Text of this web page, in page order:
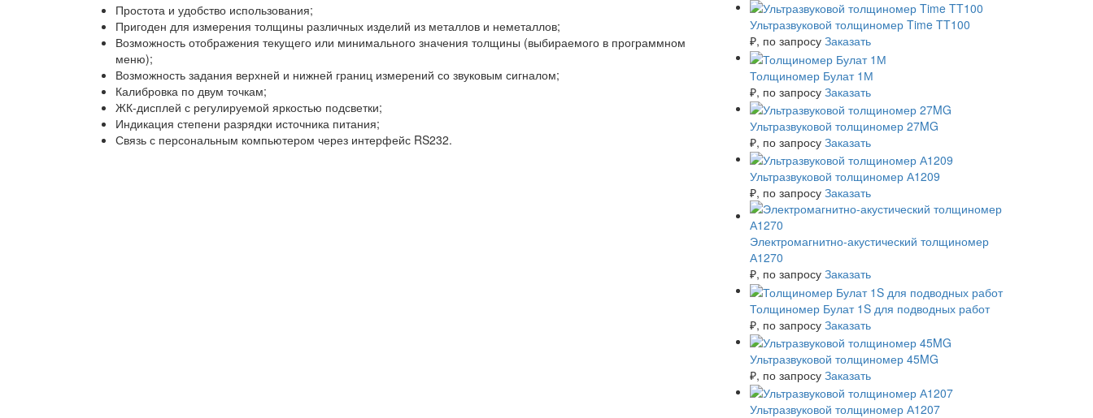
Простота и удобство использования;
Пригоден для измерения толщины различных изделий из металлов и неметаллов;
Возможность отображения текущего или минимального значения толщины (выбираемого в программном
меню);
Возможность задания верхней и нижней границ измерений со звуковым сигналом;
Калибровка по двум точкам;
ЖК-дисплей с регулируемой яркостью подсветки;
Индикация степени разрядки источника питания;
Связь с персональным компьютером через интерфейс RS232.
Ультразвуковой толщиномер Time TT100
₽, по запросу Заказать
Толщиномер Булат 1М
₽, по запросу Заказать
Ультразвуковой толщиномер 27MG
₽, по запросу Заказать
Ультразвуковой толщиномер А1209
₽, по запросу Заказать
Электромагнитно-акустический толщиномер
А1270
₽, по запросу Заказать
Толщиномер Булат 1S для подводных работ
₽, по запросу Заказать
Ультразвуковой толщиномер 45MG
₽, по запросу Заказать
Ультразвуковой толщиномер А1207